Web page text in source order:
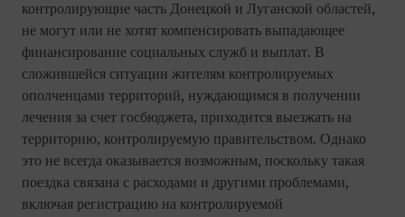
контролирующие часть Донецкой и Луганской областей,
не могут или не хотят компенсировать выпадающее
финансирование социальных служб и выплат. В
сложившейся ситуации жителям контролируемых
ополченцами территорий, нуждающимся в получении
лечения за счет госбюджета, приходится выезжать на
территорию, контролируемую правительством. Однако
это не всегда оказывается возможным, поскольку такая
поездка связана с расходами и другими проблемами,
включая регистрацию на контролируемой